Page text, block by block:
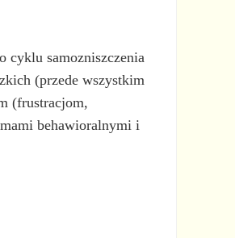
cyklu samozniszczenia
(przede wszystkim
(frustracjom,
behawioralnymi i